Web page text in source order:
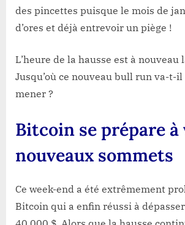
des pincettes puisque le mois de
d’ores et déjà entrevoir un piège !
L’heure de la hausse est à nouveau
Jusqu’où ce nouveau bull run va-t-
mener ?
Bitcoin se prépare à
nouveaux sommets
Ce week-end a été extrêmement
Bitcoin qui a enfin réussi à